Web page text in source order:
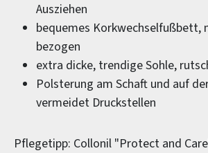
Ausziehen
bequemes Korkwechselfußbett,
bezogen
extra dicke, trendige Sohle,
Polsterung am Schaft und auf
vermeidet Druckstellen
Pflegetipp: Collonil "Protect and